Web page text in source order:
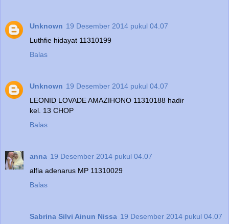
Unknown 19 Desember 2014 pukul 04.07
Luthfie hidayat 11310199
Balas
Unknown 19 Desember 2014 pukul 04.07
LEONID LOVADE AMAZIHONO 11310188 hadir
kel. 13 CHOP
Balas
anna 19 Desember 2014 pukul 04.07
alfia adenarus MP 11310029
Balas
Sabrina Silvi Ainun Nissa 19 Desember 2014 pukul 04.07